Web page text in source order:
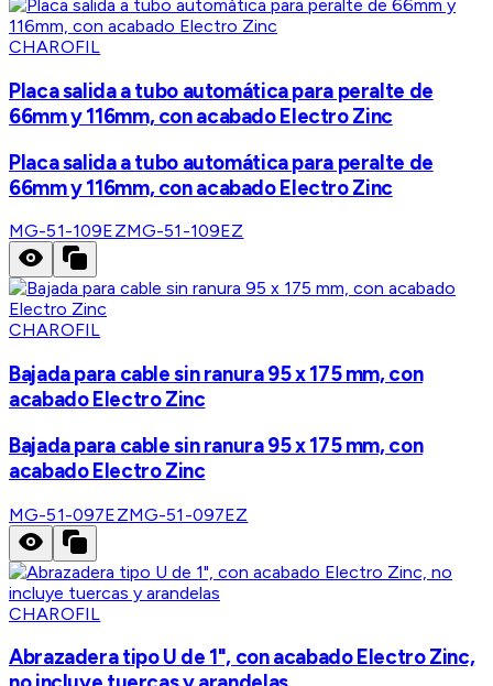
CHAROFIL
Placa salida a tubo automática para peralte de
66mm y 116mm, con acabado Electro Zinc
Placa salida a tubo automática para peralte de
66mm y 116mm, con acabado Electro Zinc
MG-51-109EZMG-51-109EZ
CHAROFIL
Bajada para cable sin ranura 95 x 175 mm, con
acabado Electro Zinc
Bajada para cable sin ranura 95 x 175 mm, con
acabado Electro Zinc
MG-51-097EZMG-51-097EZ
CHAROFIL
Abrazadera tipo U de 1", con acabado Electro Zinc,